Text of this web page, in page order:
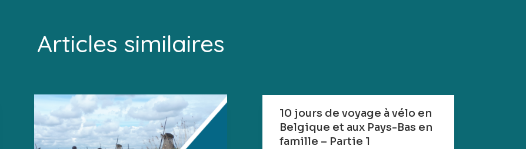
Articles similaires
10 jours de voyage à vélo en
Belgique et aux Pays-Bas en
famille – Partie 1